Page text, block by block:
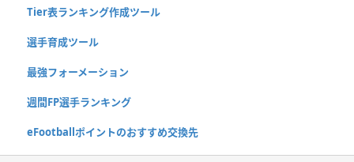
Tier表ランキング作成ツール
選手育成ツール
最強フォーメーション
週間FP選手ランキング
eFootballポイントのおすすめ交換先